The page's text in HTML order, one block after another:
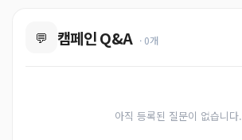
💬 캠페인 Q&A · 0개
아직 등록된 질문이 없습니다.